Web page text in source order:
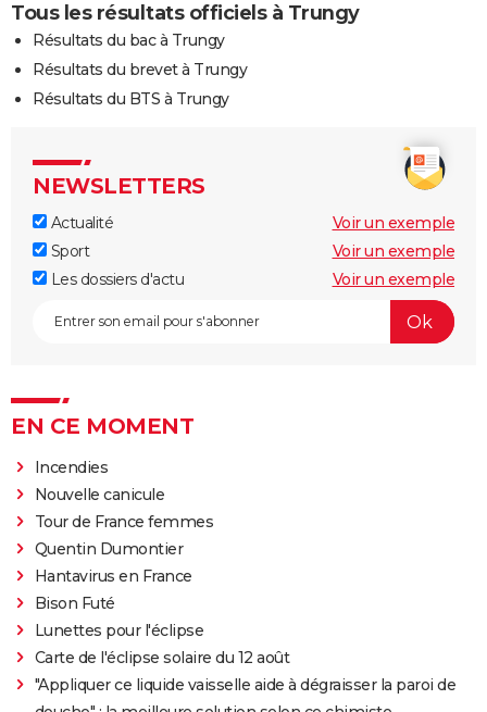
Tous les résultats officiels à Trungy
Résultats du bac à Trungy
Résultats du brevet à Trungy
Résultats du BTS à Trungy
NEWSLETTERS
Actualité
Voir un exemple
Sport
Voir un exemple
Les dossiers d'actu
Voir un exemple
EN CE MOMENT
Incendies
Nouvelle canicule
Tour de France femmes
Quentin Dumontier
Hantavirus en France
Bison Futé
Lunettes pour l'éclipse
Carte de l'éclipse solaire du 12 août
"Appliquer ce liquide vaisselle aide à dégraisser la paroi de